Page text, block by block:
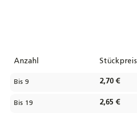
Anzahl Stückpreis
Bis 9 2,70 €
Bis 19 2,65 €